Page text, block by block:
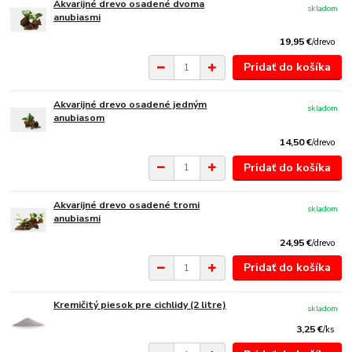
Akvarijné drevo osadené dvoma
anubiasmi
19,95 €/drevo
skladom
Pridať do košíka
Akvarijné drevo osadené jedným
anubiasom
14,50 €/drevo
skladom
Pridať do košíka
Akvarijné drevo osadené tromi
anubiasmi
24,95 €/drevo
skladom
Pridať do košíka
Kremičitý piesok pre cichlidy (2 litre)
3,25 €/ks
skladom